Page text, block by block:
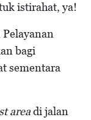
istirahat, ya!
bagi
sementara
areadi jalan